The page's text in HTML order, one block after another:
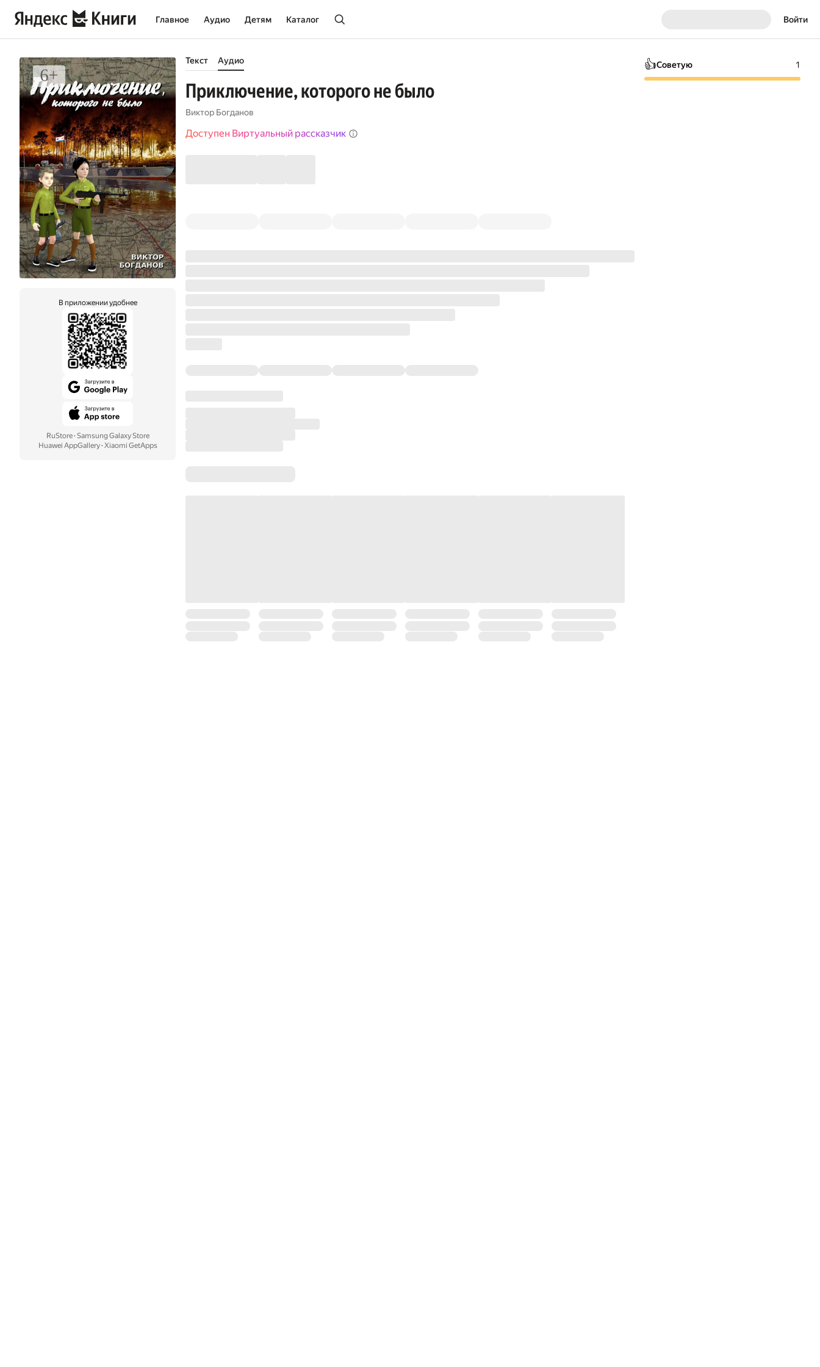
Главное Аудио Детям Каталог Войти
В приложении удобнее
RuStore· Samsung Galaxy Store
Huawei AppGallery· Xiaomi GetApps
Текст Аудио
Приключение, которого не было
Виктор Богданов
Доступен Виртуальный рассказчик
👍Советую 1